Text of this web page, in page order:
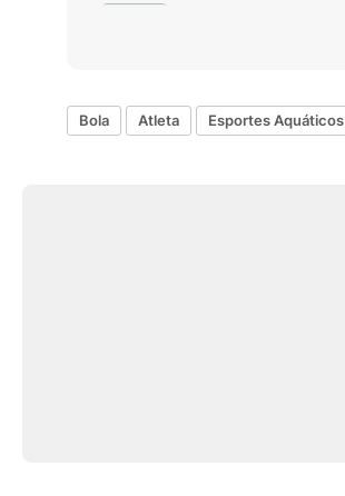
Bola Atleta Esportes Aquáticos